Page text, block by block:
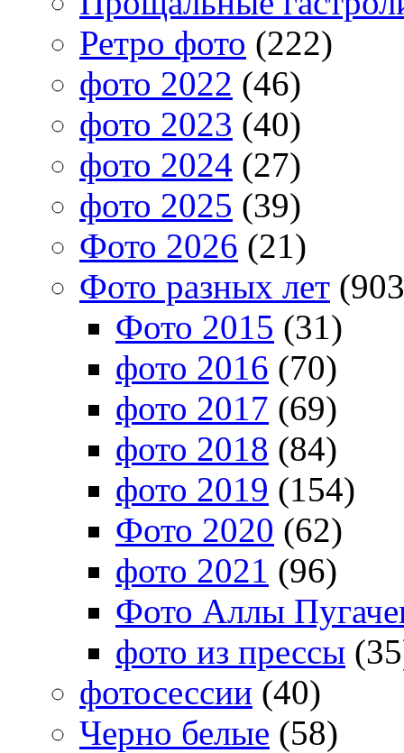
Ретро фото (222)
фото 2022 (46)
фото 2023 (40)
фото 2024 (27)
фото 2025 (39)
Фото 2026 (21)
Фото разных лет
Фото 2015 (31)
фото 2016 (70)
фото 2017 (69)
фото 2018 (84)
фото 2019 (154)
Фото 2020 (62)
фото 2021 (96)
Фото Аллы
фото из прессы
фотосессии (40)
Черно белые (58)